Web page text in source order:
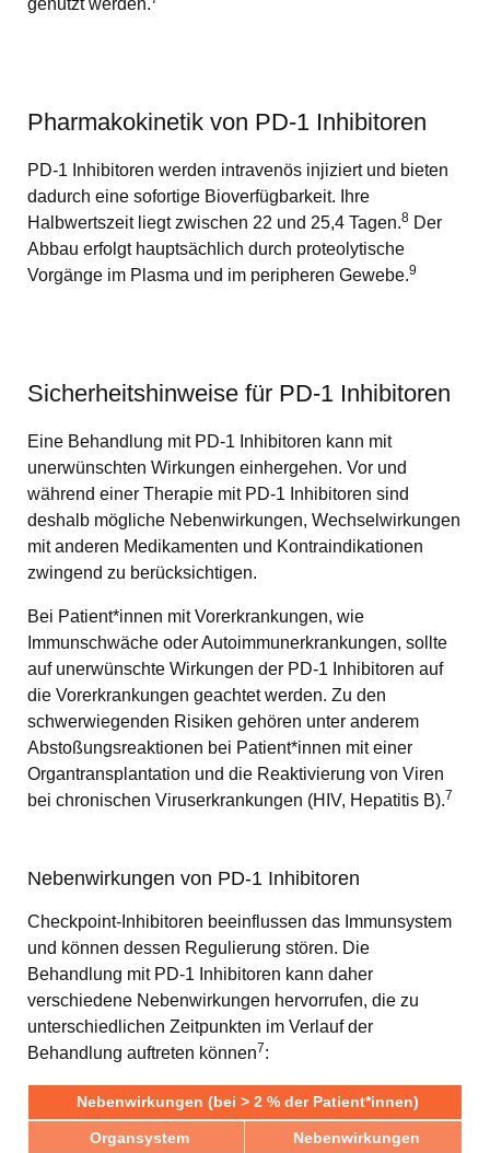
genutzt werden.
Pharmakokinetik von PD-1 Inhibitoren
PD-1 Inhibitoren werden intravenös injiziert und bieten
dadurch eine sofortige Bioverfügbarkeit. Ihre
Halbwertszeit liegt zwischen 22 und 25,4 Tagen.8 Der
Abbau erfolgt hauptsächlich durch proteolytische
Vorgänge im Plasma und im peripheren Gewebe.9
Sicherheitshinweise für PD-1 Inhibitoren
Eine Behandlung mit PD-1 Inhibitoren kann mit
unerwünschten Wirkungen einhergehen. Vor und
während einer Therapie mit PD-1 Inhibitoren sind
deshalb mögliche Nebenwirkungen, Wechselwirkungen
mit anderen Medikamenten und Kontraindikationen
zwingend zu berücksichtigen.
Bei Patient*innen mit Vorerkrankungen, wie
Immunschwäche oder Autoimmunerkrankungen, sollte
auf unerwünschte Wirkungen der PD-1 Inhibitoren auf
die Vorerkrankungen geachtet werden. Zu den
schwerwiegenden Risiken gehören unter anderem
Abstoßungsreaktionen bei Patient*innen mit einer
Organtransplantation und die Reaktivierung von Viren
bei chronischen Viruserkrankungen (HIV, Hepatitis B).7
Nebenwirkungen von PD-1 Inhibitoren
Checkpoint-Inhibitoren beeinflussen das Immunsystem
und können dessen Regulierung stören. Die
Behandlung mit PD-1 Inhibitoren kann daher
verschiedene Nebenwirkungen hervorrufen, die zu
unterschiedlichen Zeitpunkten im Verlauf der
Behandlung auftreten können7:
Nebenwirkungen (bei > 2 % der Patient*innen)
Organsystem Nebenwirkungen